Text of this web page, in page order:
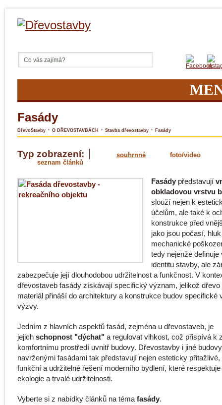
Fasády
DřevoStavby › O DŘEVOSTAVBÁCH › Stavba dřevostavby › Fasády
Typ zobrazení: souhrnné
foto/video
seznam článků
Fasády představují
obkladovou vrstvu
slouží nejen k
účelům, ale také k
konstrukce před
jako jsou počasí,
mechanické
tedy nejenže definuje
identitu stavby, ale
zabezpečuje její dlouhodobou udržitelnost a funkčnost. V
dřevostaveb fasády získávají specifický význam, jelikož dřevo
materiál přináší do architektury a konstrukce budov specifické
výzvy.
Jedním z hlavních aspektů fasád, zejména u dřevostaveb, je
jejich schopnost "dýchat" a regulovat vlhkost, což přispívá k
komfortnímu prostředí uvnitř budovy. Dřevostavby i jiné
navrženými fasádami tak představují nejen esteticky přitažlivé,
funkční a udržitelné řešení moderního bydlení, které
ekologie a trvalé udržitelnosti.
Vyberte si z nabídky článků na téma fasády.